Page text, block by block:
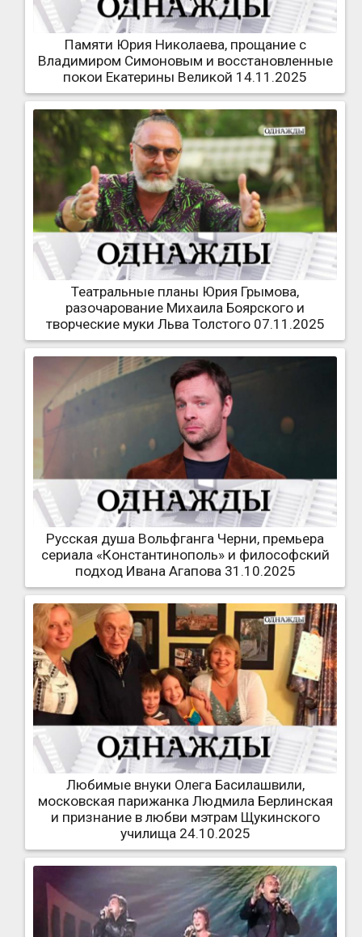
Памяти Юрия Николаева, прощание с
Владимиром Симоновым и восстановленные
покои Екатерины Великой 14.11.2025
Театральные планы Юрия Грымова,
разочарование Михаила Боярского и
творческие муки Льва Толстого 07.11.2025
Русская душа Вольфганга Черни, премьера
сериала «Константинополь» и философский
подход Ивана Агапова 31.10.2025
Любимые внуки Олега Басилашвили,
московская парижанка Людмила Берлинская
и признание в любви мэтрам Щукинского
училища 24.10.2025